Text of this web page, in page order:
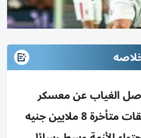
الغياب عن معسكر
الزمالك بسبب مستحقات متأخرة 8 ملايين جنيه